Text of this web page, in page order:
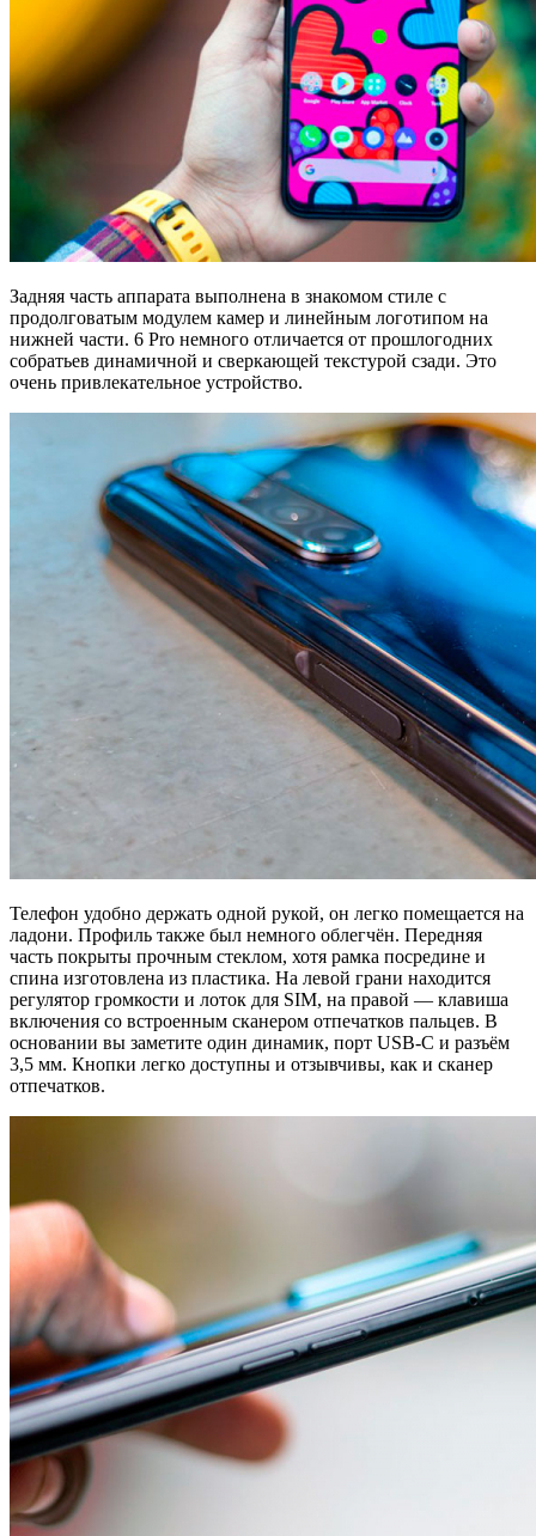
Задняя часть аппарата выполнена в знакомом стиле с
продолговатым модулем камер и линейным логотипом на
нижней части. 6 Pro немного отличается от прошлогодних
собратьев динамичной и сверкающей текстурой сзади. Это
очень привлекательное устройство.
Телефон удобно держать одной рукой, он легко помещается на
ладони. Профиль также был немного облегчён. Передняя
часть покрыты прочным стеклом, хотя рамка посредине и
спина изготовлена из пластика. На левой грани находится
регулятор громкости и лоток для SIM, на правой — клавиша
включения со встроенным сканером отпечатков пальцев. В
основании вы заметите один динамик, порт USB-C и разъём
3,5 мм. Кнопки легко доступны и отзывчивы, как и сканер
отпечатков.